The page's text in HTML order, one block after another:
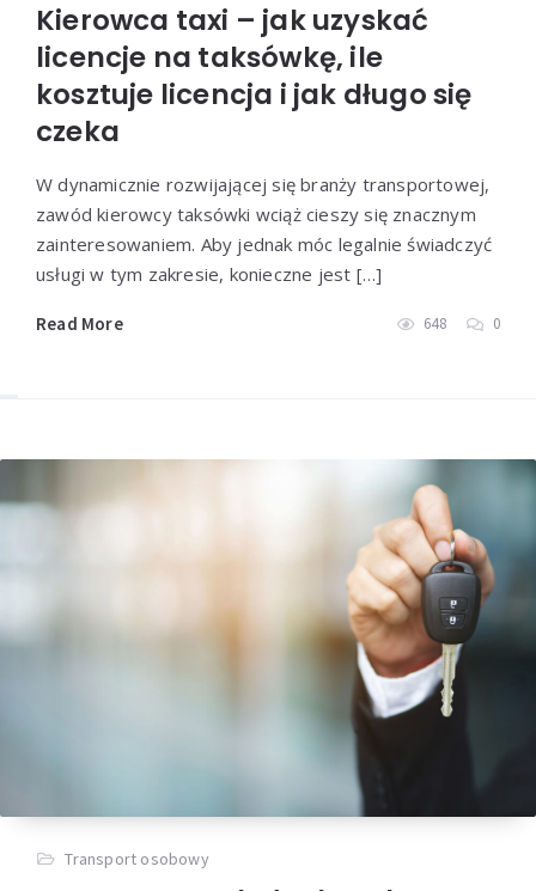
Kierowca taxi – jak uzyskać
licencje na taksówkę, ile
kosztuje licencja i jak długo się
czeka
W dynamicznie rozwijającej się branży transportowej,
zawód kierowcy taksówki wciąż cieszy się znacznym
zainteresowaniem. Aby jednak móc legalnie świadczyć
usługi w tym zakresie, konieczne jest […]
Read More 648 0
Transport osobowy